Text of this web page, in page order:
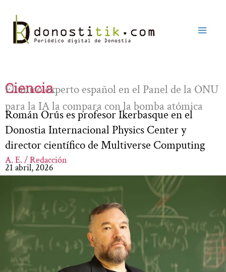
contenido
Ciencia
El único experto español en el Panel de la ONU
para la IA la compara con la bomba atómica
Román Orús es profesor Ikerbasque en el
Donostia Internacional Physics Center y
director científico de Multiverse Computing
A. E. / Redacción
21 abril, 2026